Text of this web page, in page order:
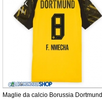
Maglie da calcio Borussia Dortmund